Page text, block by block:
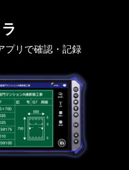
プリで確認・記録